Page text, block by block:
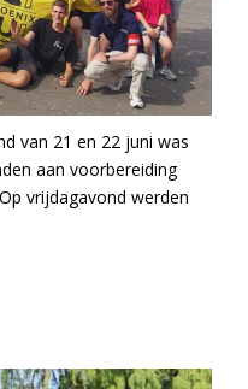
van 21 en 22 juni was
aan voorbereiding
vrijdagavond werden